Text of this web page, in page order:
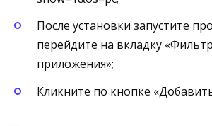
После установки запустите
перейдите на вкладку
приложения»;
Кликните по кнопке